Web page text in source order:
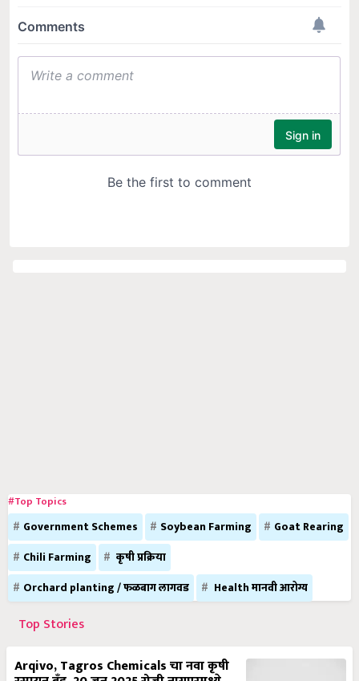
#Top Topics
Government Schemes Soybean Farming
Goat Rearing
Chili Farming
कृषी प्रक्रिया
Orchard planting / फळबाग लागवड
Health मानवी आरोग्य
Top Stories
Arqivo, Tagros Chemicals चा नवा कृषी